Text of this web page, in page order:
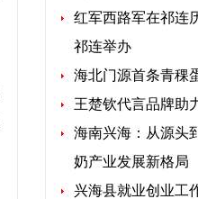
红军西路军在祁连
祁连举办
海北门源首条青稞
王楚钦代言品牌助
海南兴海：从源头
奶产业发展新格局
兴海县就业创业工